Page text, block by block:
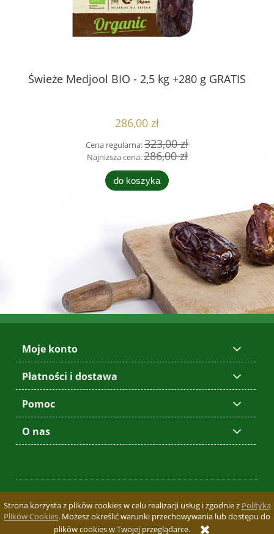
Strona korzysta z plików cookies w celu realizacji usług i zgodnie z Polityką
Plików Cookies. Możesz określić warunki przechowywania lub dostępu do
plików cookies w Twojej przeglądarce.
Świeże Medjool BIO - 2,5 kg +280 g GRATIS
286,00 zł
Cena regularna:323,00 zł
Najniższa cena:286,00 zł
do koszyka
Moje konto
Płatności i dostawa
Pomoc
O nas
| Projekt i utrzymanie:Todo Design|